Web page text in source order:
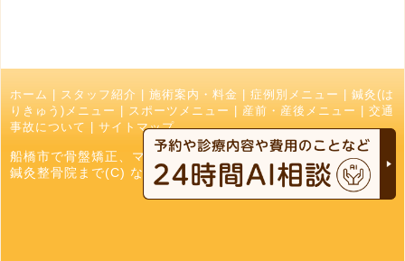
ホーム スタッフ紹介 施術案内・料金 症例別メニュー
鍼灸(は
りきゅう)メニュー
スポーツメニュー 産前・産後メニュー
交通
事故について
サイトマップ
船橋市で骨盤矯正、マッサージ、接骨院でお探しの方はなかお
鍼灸整骨院まで(C) なかお鍼灸接骨院 All Right Reserved.